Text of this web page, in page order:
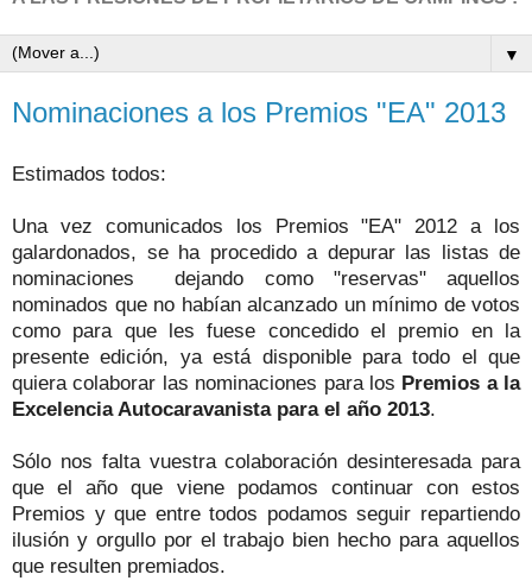
▼
Nominaciones a los Premios "EA" 2013
Estimados todos:
Una vez comunicados los Premios "EA" 2012 a los
galardonados, se ha procedido a depurar las listas de
nominaciones dejando como "reservas" aquellos
nominados que no habían alcanzado un mínimo de votos
como para que les fuese concedido el premio en la
presente edición, ya está disponible para todo el que
quiera colaborar las nominaciones para los Premios a la
Excelencia Autocaravanista para el año 2013.
Sólo nos falta vuestra colaboración desinteresada para
que el año que viene podamos continuar con estos
Premios y que entre todos podamos seguir repartiendo
ilusión y orgullo por el trabajo bien hecho para aquellos
que resulten premiados.